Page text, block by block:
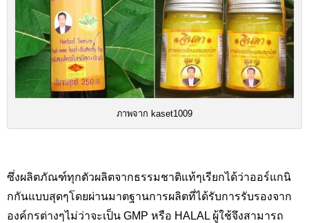
ภาพจาก kaset1009
ซึ่งผลิตภัณฑ์ทุกตัวผลิตจากธรรมชาติแท้ๆเรียกได้ว่าออร์แกนิ
กกันแบบสุดๆโดยผ่านมาตฐานการผลิตที่ได้รับการรับรองจาก
องค์กรต่างๆไม่ว่าจะเป็น GMP หรือ HALAL ผู้ใช้จึงสามารถ